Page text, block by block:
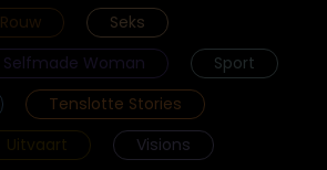
Rouw
Seks
Selfmade Woman
Sport
Tenslotte Stories
Uitvaart
Visions